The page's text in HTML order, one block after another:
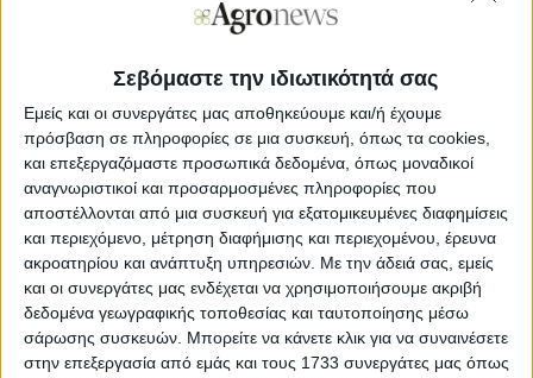
Σεβόμαστε την ιδιωτικότητά σας
Εμείς και οι συνεργάτες μας αποθηκεύουμε και/ή έχουμε
πρόσβαση σε πληροφορίες σε μια συσκευή, όπως τα cookies,
και επεξεργαζόμαστε προσωπικά δεδομένα, όπως μοναδικοί
αναγνωριστικοί και προσαρμοσμένες πληροφορίες που
αποστέλλονται από μια συσκευή για εξατομικευμένες διαφημίσεις
και περιεχόμενο, μέτρηση διαφήμισης και περιεχομένου, έρευνα
ακροατηρίου και ανάπτυξη υπηρεσιών. Με την άδειά σας, εμείς
και οι συνεργάτες μας ενδέχεται να χρησιμοποιήσουμε ακριβή
δεδομένα γεωγραφικής τοποθεσίας και ταυτοποίησης μέσω
σάρωσης συσκευών. Μπορείτε να κάνετε κλικ για να συναινέσετε
στην επεξεργασία από εμάς και τους 1733 συνεργάτες μας όπως
Διεθνή 15.01.24 - 12:11
Άνισο σημάδι αφήνει η τεχνητή
οικονομία
Food insider 12.01.24 - 13:36
H τεχνητή νοημοσύνη στην κορυφή
των τάσεων της αγοράς τροφίμων για
το 2024
Farming 03.02.21 - 10:54
Συνεργασία Syngenta και Insilico